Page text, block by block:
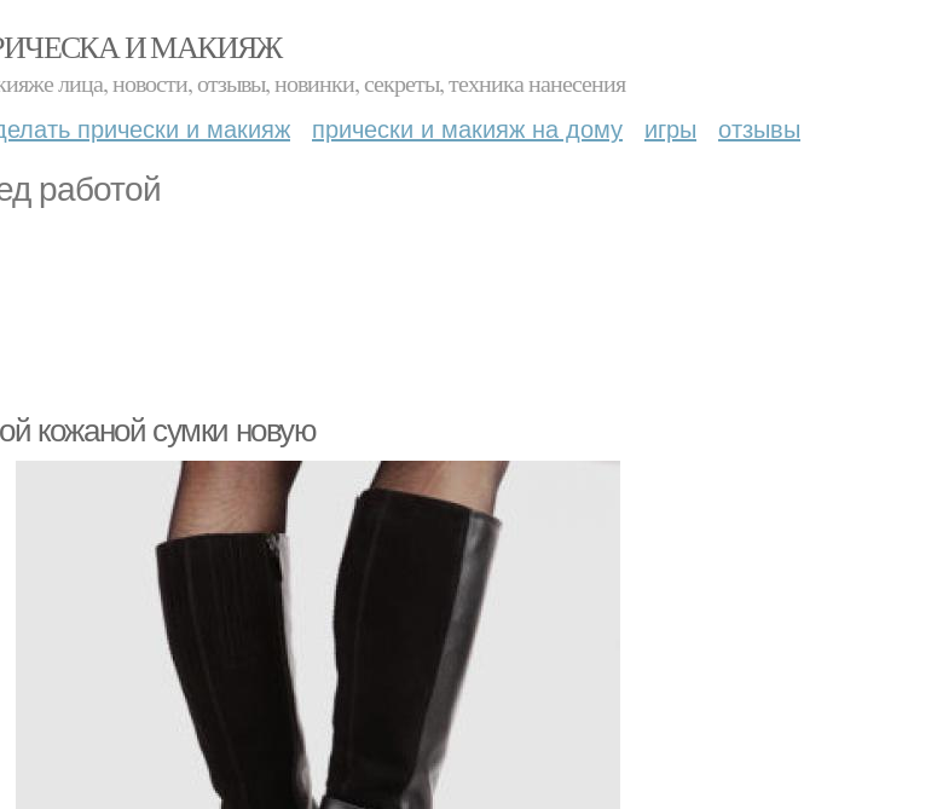
И МАКИЯЖ
лица, новости, отзывы, новинки, секреты, техника нанесения
прически и макияж прически и макияж на дому игры отзывы
работой
кожаной сумки новую